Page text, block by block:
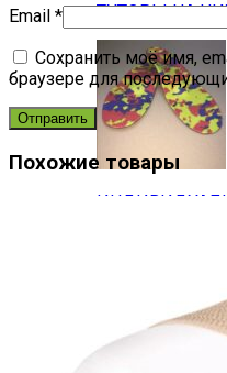
ТУТОРЫ НА
Email *
Сохранить моё имя,
браузере для
Похожие товары